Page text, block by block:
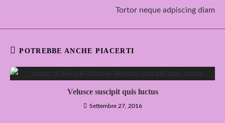
Tortor neque adpiscing diam
POTREBBE ANCHE PIACERTI
Velusce suscipit quis luctus
Settembre 27, 2016